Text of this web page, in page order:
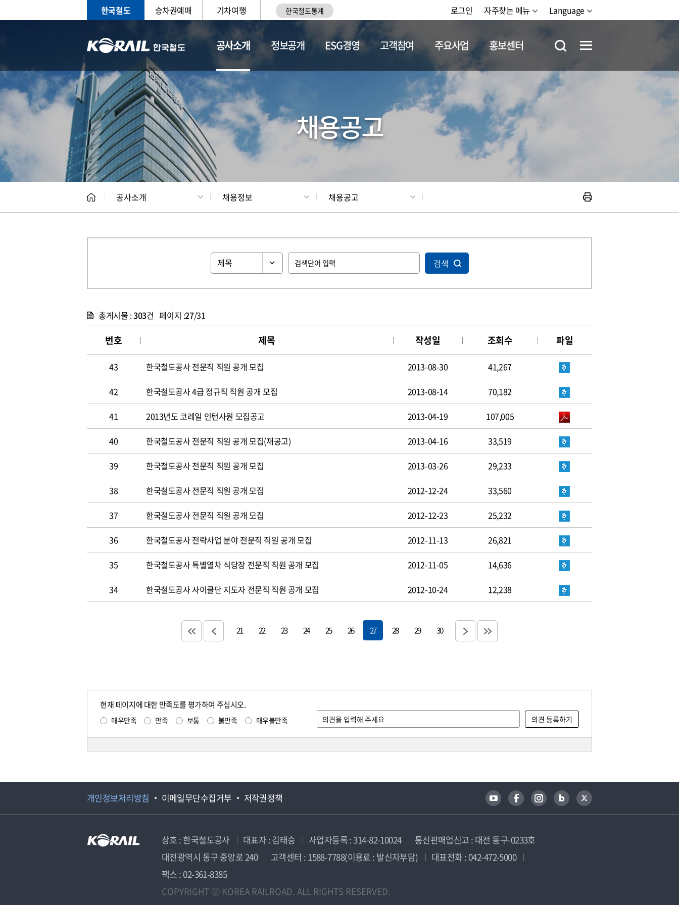
한국철도 승차권예매 기차여행 한국철도통계 로그인 자주찾는 메뉴 Language
공사소개
CEO 일반현황 채용정보
정보공개 ESG경영 고객참여 주요사업 홍보센터
채용공고
공사소개 채용정보 채용공고
검색
총게시물 :303건 페이지 :27/31
번호 제목 작성일 조회수 파일
43 한국철도공사 전문직 직원 공개 모집 2013-08-30 41,267
42 한국철도공사 4급 정규직 직원 공개 모집 2013-08-14 70,182
41 2013년도 코레일 인턴사원 모집공고 2013-04-19 107,005
40 한국철도공사 전문직 직원 공개 모집(재공고) 2013-04-16 33,519
39 한국철도공사 전문직 직원 공개 모집 2013-03-26 29,233
38 한국철도공사 전문직 직원 공개 모집 2012-12-24 33,560
37 한국철도공사 전문직 직원 공개 모집 2012-12-23 25,232
36 한국철도공사 전략사업 분야 전문직 직원 공개 모집 2012-11-13 26,821
35 한국철도공사 특별열차 식당장 전문직 직원 공개 모집 2012-11-05 14,636
34 한국철도공사 사이클단 지도자 전문직 직원 공개 모집 2012-10-24 12,238
21 22 23 24 25 26 27 28 29 30
현재 페이지에 대한 만족도를 평가하여 주십시오.
매우만족 만족 보통 불만족 매우불만족
개인정보처리방침 이메일무단수집거부 저작권정책
상호 : 한국철도공사 대표자 : 김태승 사업자등록 : 314-82-10024
통신판매업신고 : 대전 동구-0233호
대전광역시 동구 중앙로 240
고객센터 : 1588-7788(이용료 : 발신자부담)
대표전화 : 042-472-5000
팩스 : 02-361-8385
COPYRIGHT ⓒ KOREA RAILROAD. ALL RIGHTS RESERVED.